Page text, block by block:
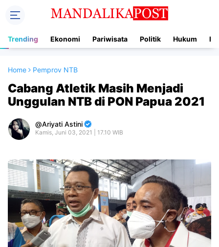
Trending Ekonomi Pariwisata Politik Hukum
Home Pemprov NTB
Cabang Atletik Masih Menjadi
Unggulan NTB di PON Papua 2021
Ariyati Astini
Kamis, Juni 03, 2021 | 17.10 WIB